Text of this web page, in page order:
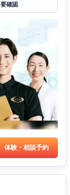
要確認
体験・相談予約